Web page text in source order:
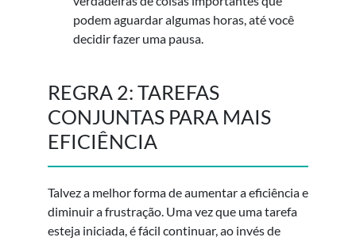
podem aguardar algumas horas, até você
decidir fazer uma pausa.
REGRA 2: TAREFAS
CONJUNTAS PARA MAIS
EFICIÊNCIA
Talvez a melhor forma de aumentar a eficiência e
diminuir a frustração. Uma vez que uma tarefa
esteja iniciada, é fácil continuar, ao invés de